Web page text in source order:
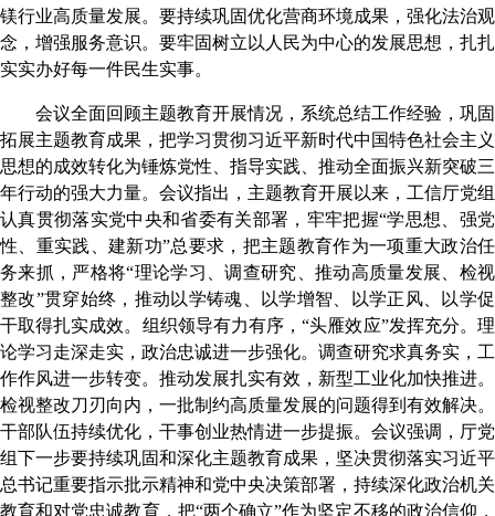
镁行业高质量发展。要持续巩固优化营商环境成果 ， 强化法治观
念，增强服务意识。要牢固树立以人民为中心的发展思想，扎扎
实实办好每一件民生实事。
会议全面回顾主题教育开展情况，系统总结工作经验，巩固
拓展主题教育成果，把学习贯彻习近平新时代中国特色社会主义
思想的成效转化为锤炼党性、指导实践、推动全面振兴新突破三
年行动的强大力量。 会议指出，主题教育开展以来，工信厅党组
认真贯彻落实党中央和省委有关部署，牢牢把握“学思想、强党
性、重实践、建新功”总要求，把主题教育作为一项重大政治任
务来抓，严格将“理论学习、调查研究、推动高质量发展、检视
整改”贯穿始终，推动以学铸魂、以学增智、以学正风、以学促
干取得扎实成效。 组织领导有力有序，“头雁效应”发挥充分。理
论学习走深走实，政治忠诚进一步强化。 调查研究求真务实，工
作作风进一步转变。 推动发展扎实有效，新型工业化加快推进。
检视整改刀刃向内，一批制约高质量发展的问题得到有效解决。
干部队伍持续优化，干事创业热情进一步提振。会议强调， 厅党
组下一步要持续巩固和深化主题教育成果，坚决贯彻落实习近平
总书记重要指示批示精神和党中央决策部署，持续深化政治机关
教育和对党忠诚教育，把“两个确立”作为坚定不移的政治信仰，